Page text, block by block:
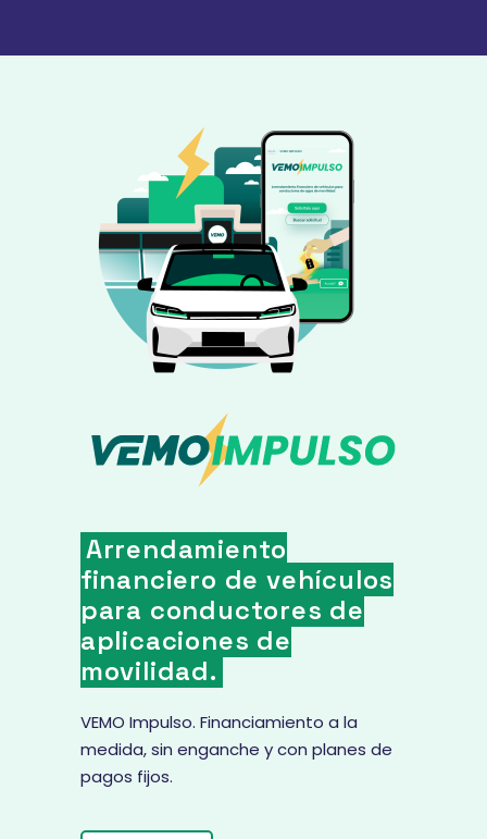
Arrendamiento
financiero de vehículos
para conductores de
aplicaciones de
movilidad.
VEMO Impulso. Financiamiento a la
medida, sin enganche y con planes de
pagos fijos.